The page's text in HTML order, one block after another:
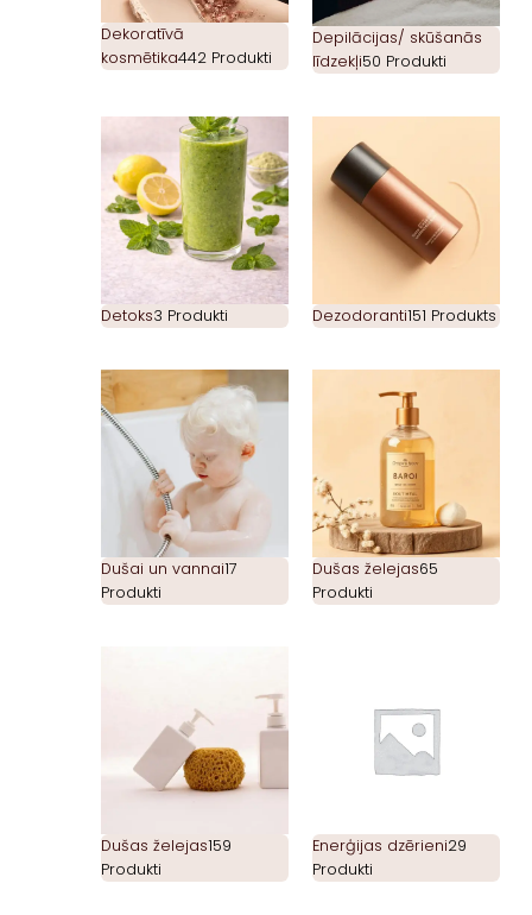
Dekoratīvā
kosmētika442 Produkti
Depilācijas/ skūšanās
līdzekļi50 Produkti
Detoks3 Produkti Dezodoranti151 Produkts
Dušai un vannai17
Produkti
Dušas želejas65
Produkti
Dušas želejas159
Produkti
Enerģijas dzērieni29
Produkti